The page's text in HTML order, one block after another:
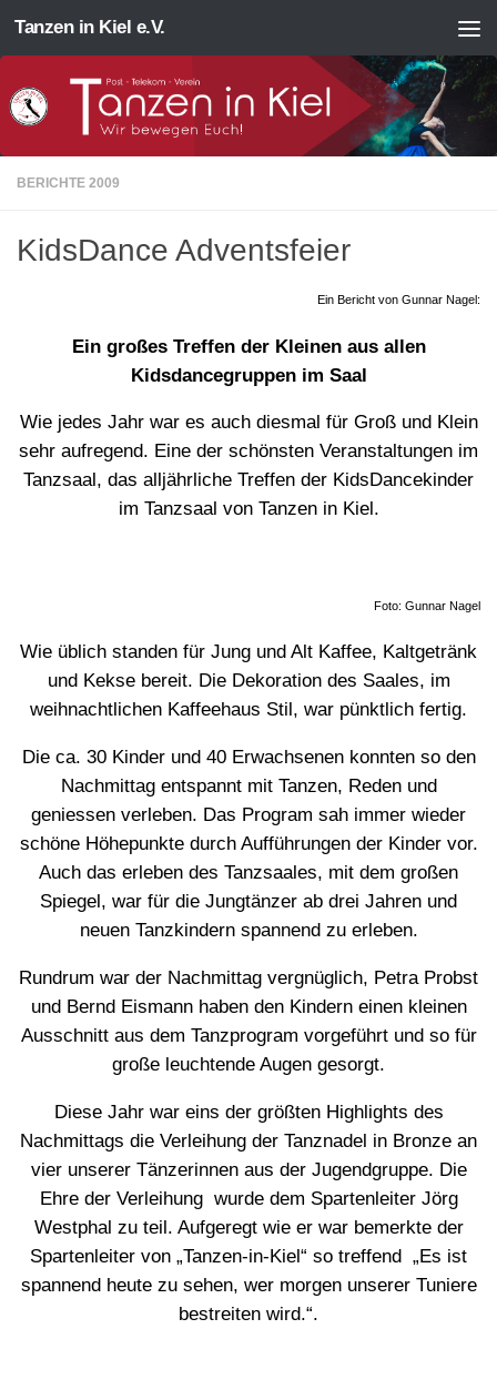
Zum Inhalt springen
Tanzen in Kiel e.V.
BERICHTE 2009
KidsDance Adventsfeier
Ein Bericht von Gunnar Nagel:
Ein großes Treffen der Kleinen aus allen
Kidsdancegruppen im Saal
Wie jedes Jahr war es auch diesmal für Groß und Klein
sehr aufregend. Eine der schönsten Veranstaltungen im
Tanzsaal, das alljährliche Treffen der KidsDancekinder
im Tanzsaal von Tanzen in Kiel.
Foto: Gunnar Nagel
Wie üblich standen für Jung und Alt Kaffee, Kaltgetränk
und Kekse bereit. Die Dekoration des Saales, im
weihnachtlichen Kaffeehaus Stil, war pünktlich fertig.
Die ca. 30 Kinder und 40 Erwachsenen konnten so den
Nachmittag entspannt mit Tanzen, Reden und
geniessen verleben. Das Program sah immer wieder
schöne Höhepunkte durch Aufführungen der Kinder vor.
Auch das erleben des Tanzsaales, mit dem großen
Spiegel, war für die Jungtänzer ab drei Jahren und
neuen Tanzkindern spannend zu erleben.
Rundrum war der Nachmittag vergnüglich, Petra Probst
und Bernd Eismann haben den Kindern einen kleinen
Ausschnitt aus dem Tanzprogram vorgeführt und so für
große leuchtende Augen gesorgt.
Diese Jahr war eins der größten Highlights des
Nachmittags die Verleihung der Tanznadel in Bronze an
vier unserer Tänzerinnen aus der Jugendgruppe. Die
Ehre der Verleihung wurde dem Spartenleiter Jörg
Westphal zu teil. Aufgeregt wie er war bemerkte der
Spartenleiter von „Tanzen-in-Kiel“ so treffend „Es ist
spannend heute zu sehen, wer morgen unserer Tuniere
bestreiten wird.“.